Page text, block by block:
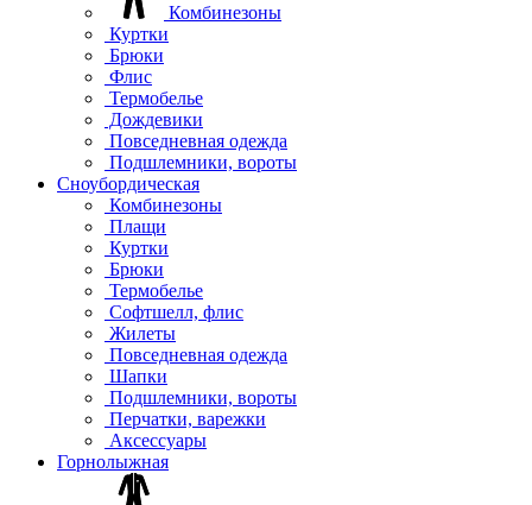
Комбинезоны
Куртки
Брюки
Флис
Термобелье
Дождевики
Повседневная одежда
Подшлемники, вороты
Сноубордическая
Комбинезоны
Плащи
Куртки
Брюки
Термобелье
Софтшелл, флис
Жилеты
Повседневная одежда
Шапки
Подшлемники, вороты
Перчатки, варежки
Аксессуары
Горнолыжная